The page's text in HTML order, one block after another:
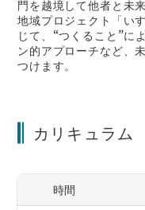
門を越境して他者と未
地域プロジェクト「い
じて、“つくること”に
ン的アプローチなど、
つけます。
カリキュラム
時間